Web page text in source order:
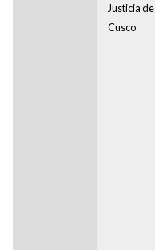
Justicia de
Cusco